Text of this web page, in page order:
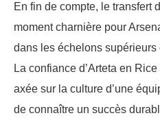
En fin de compte, le transfert
moment charnière pour
dans les échelons
La confiance d’Arteta en
axée sur la culture d’une
de connaître un succès